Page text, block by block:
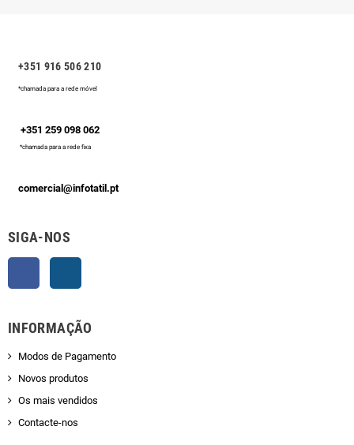
+351 916 506 210
*chamada para a rede móvel
+351 259 098 062
*chamada para a rede fixa
comercial@infotatil.pt
SIGA-NOS
INFORMAÇÃO
Modos de Pagamento
Novos produtos
Os mais vendidos
Contacte-nos